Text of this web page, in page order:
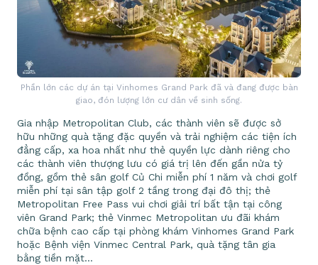
Phần lớn các dự án tại Vinhomes Grand Park đã và đang được bàn
giao, đón lượng lớn cư dân về sinh sống.
Gia nhập Metropolitan Club, các thành viên sẽ được sở
hữu những quà tặng đặc quyền và trải nghiệm các tiện ích
đẳng cấp, xa hoa nhất như thẻ quyền lực dành riêng cho
các thành viên thượng lưu có giá trị lên đến gần nửa tỷ
đồng, gồm thẻ sân golf Củ Chi miễn phí 1 năm và chơi golf
miễn phí tại sân tập golf 2 tầng trong đại đô thị; thẻ
Metropolitan Free Pass vui chơi giải trí bất tận tại công
viên Grand Park; thẻ Vinmec Metropolitan ưu đãi khám
chữa bệnh cao cấp tại phòng khám Vinhomes Grand Park
hoặc Bệnh viện Vinmec Central Park, quà tặng tân gia
bằng tiền mặt…